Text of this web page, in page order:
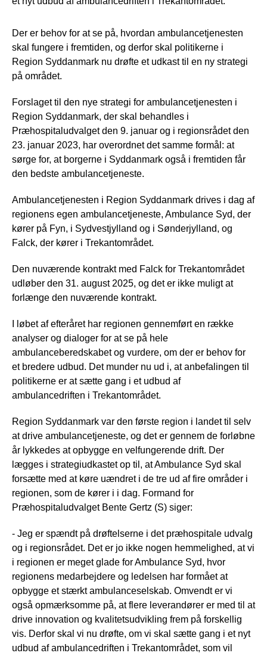
Der er behov for at se på, hvordan ambulancetjenesten
skal fungere i fremtiden, og derfor skal politikerne i
Region Syddanmark nu drøfte et udkast til en ny strategi
på området.
Forslaget til den nye strategi for ambulancetjenesten i
Region Syddanmark, der skal behandles i
Præhospitaludvalget den 9. januar og i regionsrådet den
23. januar 2023, har overordnet det samme formål: at
sørge for, at borgerne i Syddanmark også i fremtiden får
den bedste ambulancetjeneste.
Ambulancetjenesten i Region Syddanmark drives i dag af
regionens egen ambulancetjeneste, Ambulance Syd, der
kører på Fyn, i Sydvestjylland og i Sønderjylland, og
Falck, der kører i Trekantområdet.
Den nuværende kontrakt med Falck for Trekantområdet
udløber den 31. august 2025, og det er ikke muligt at
forlænge den nuværende kontrakt.
I løbet af efteråret har regionen gennemført en række
analyser og dialoger for at se på hele
ambulanceberedskabet og vurdere, om der er behov for
et bredere udbud. Det munder nu ud i, at anbefalingen til
politikerne er at sætte gang i et udbud af
ambulancedriften i Trekantområdet.
Region Syddanmark var den første region i landet til selv
at drive ambulancetjeneste, og det er gennem de forløbne
år lykkedes at opbygge en velfungerende drift. Der
lægges i strategiudkastet op til, at Ambulance Syd skal
forsætte med at køre uændret i de tre ud af fire områder i
regionen, som de kører i i dag. Formand for
Præhospitaludvalget Bente Gertz (S) siger:
- Jeg er spændt på drøftelserne i det præhospitale udvalg
og i regionsrådet. Det er jo ikke nogen hemmelighed, at vi
i regionen er meget glade for Ambulance Syd, hvor
regionens medarbejdere og ledelsen har formået at
opbygge et stærkt ambulanceselskab. Omvendt er vi
også opmærksomme på, at flere leverandører er med til at
drive innovation og kvalitetsudvikling frem på forskellig
vis. Derfor skal vi nu drøfte, om vi skal sætte gang i et nyt
udbud af ambulancedriften i Trekantområdet, som vil